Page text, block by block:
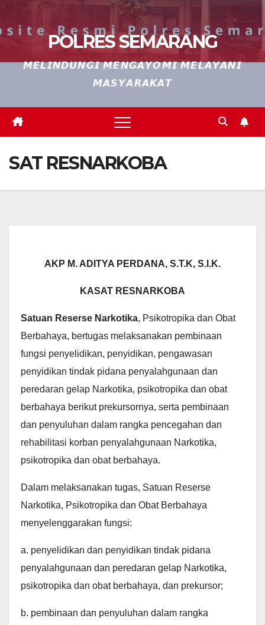
POLRES SEMARANG
𝙈𝙀𝙇𝙄𝙉𝘿𝙐𝙉𝙂𝙄 𝙈𝙀𝙉𝙂𝘼𝙔𝙊𝙈𝙄 𝙈𝙀𝙇𝘼𝙔𝘼𝙉𝙄
𝙈𝘼𝙎𝙔𝘼𝙍𝘼𝙆𝘼𝙏
SAT RESNARKOBA
AKP M. ADITYA PERDANA, S.T.K, S.I.K.
KASAT RESNARKOBA
Satuan Reserse Narkotika, Psikotropika dan Obat
Berbahaya, bertugas melaksanakan pembinaan
fungsi penyelidikan, penyidikan, pengawasan
penyidikan tindak pidana penyalahgunaan dan
peredaran gelap Narkotika, psikotropika dan obat
berbahaya berikut prekursornya, serta pembinaan
dan penyuluhan dalam rangka pencegahan dan
rehabilitasi korban penyalahgunaan Narkotika,
psikotropika dan obat berbahaya.
Dalam melaksanakan tugas, Satuan Reserse
Narkotika, Psikotropika dan Obat Berbahaya
menyelenggarakan fungsi:
a. penyelidikan dan penyidikan tindak pidana
penyalahgunaan dan peredaran gelap Narkotika,
psikotropika dan obat berbahaya, dan prekursor;
b. pembinaan dan penyuluhan dalam rangka